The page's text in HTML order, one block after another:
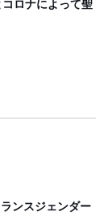
ロナによって聖
ンスジェンダー